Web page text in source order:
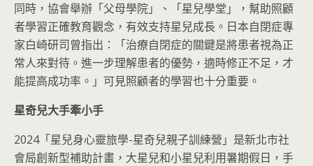
同時，協會舉辦「父母學院」、「星兒學堂」，幫助照顧
者學習正確教育觀念，有效支持星兒成長。日本自閉症專
家白崎研司曾指出：「治療自閉症的關鍵是將患者視為正
常人來對待。進一步理解患者的優勢，適時修正不足，才
能提高成功率。」可見照顧者的學習也十分重要。
星奇兒大手牽小手
2024「星兒身心靈旅學-星奇兒親子訓練營」是新北市社
會局創新型補助計畫，大星兒和小星兒利用暑期假日，手